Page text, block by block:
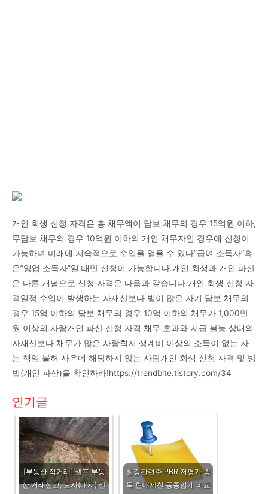
개인 회생 신청 자격은 총 채무액이 담보 채무의 경우 15억원 이하,
무담보 채무의 경우 10억원 이하의 개인 채무자인 경우에 신청이
가능하며 미래에 지속적으로 수입을 얻을 수 있다”급여 소득자”혹
은”영업 소득자”일 때만 신청이 가능합니다.개인 회생과 개인 파산
은 다른 개념으로 신청 자격은 다음과 같습니다.개인 회생 신청 자
격일정 수입이 발생하는 자재산보다 빚이 많은 자기 담보 채무의
경우 15억 이하의 담보 채무의 경우 10억 이하의 채무가 1,000만
원 이상의 사람개인 파산 신청 자격 채무 초과와 지급 불능 상태의
자재산보다 채무가 많은 사람최저 생계비 이상의 소득이 없는 자
는 책임 불허 사유에 해당하지 않는 사람개인 회생 신청 자격 및 방
법(개인 파산)을 확인하라!https://trendbite.tistory.com/34
인기글
[부동산 직거래] 셀프 부동
산 거래신고, 토지(대지) 셀
철강관련주 PBR 저평가 종
목 현대제철 동종업계 비교